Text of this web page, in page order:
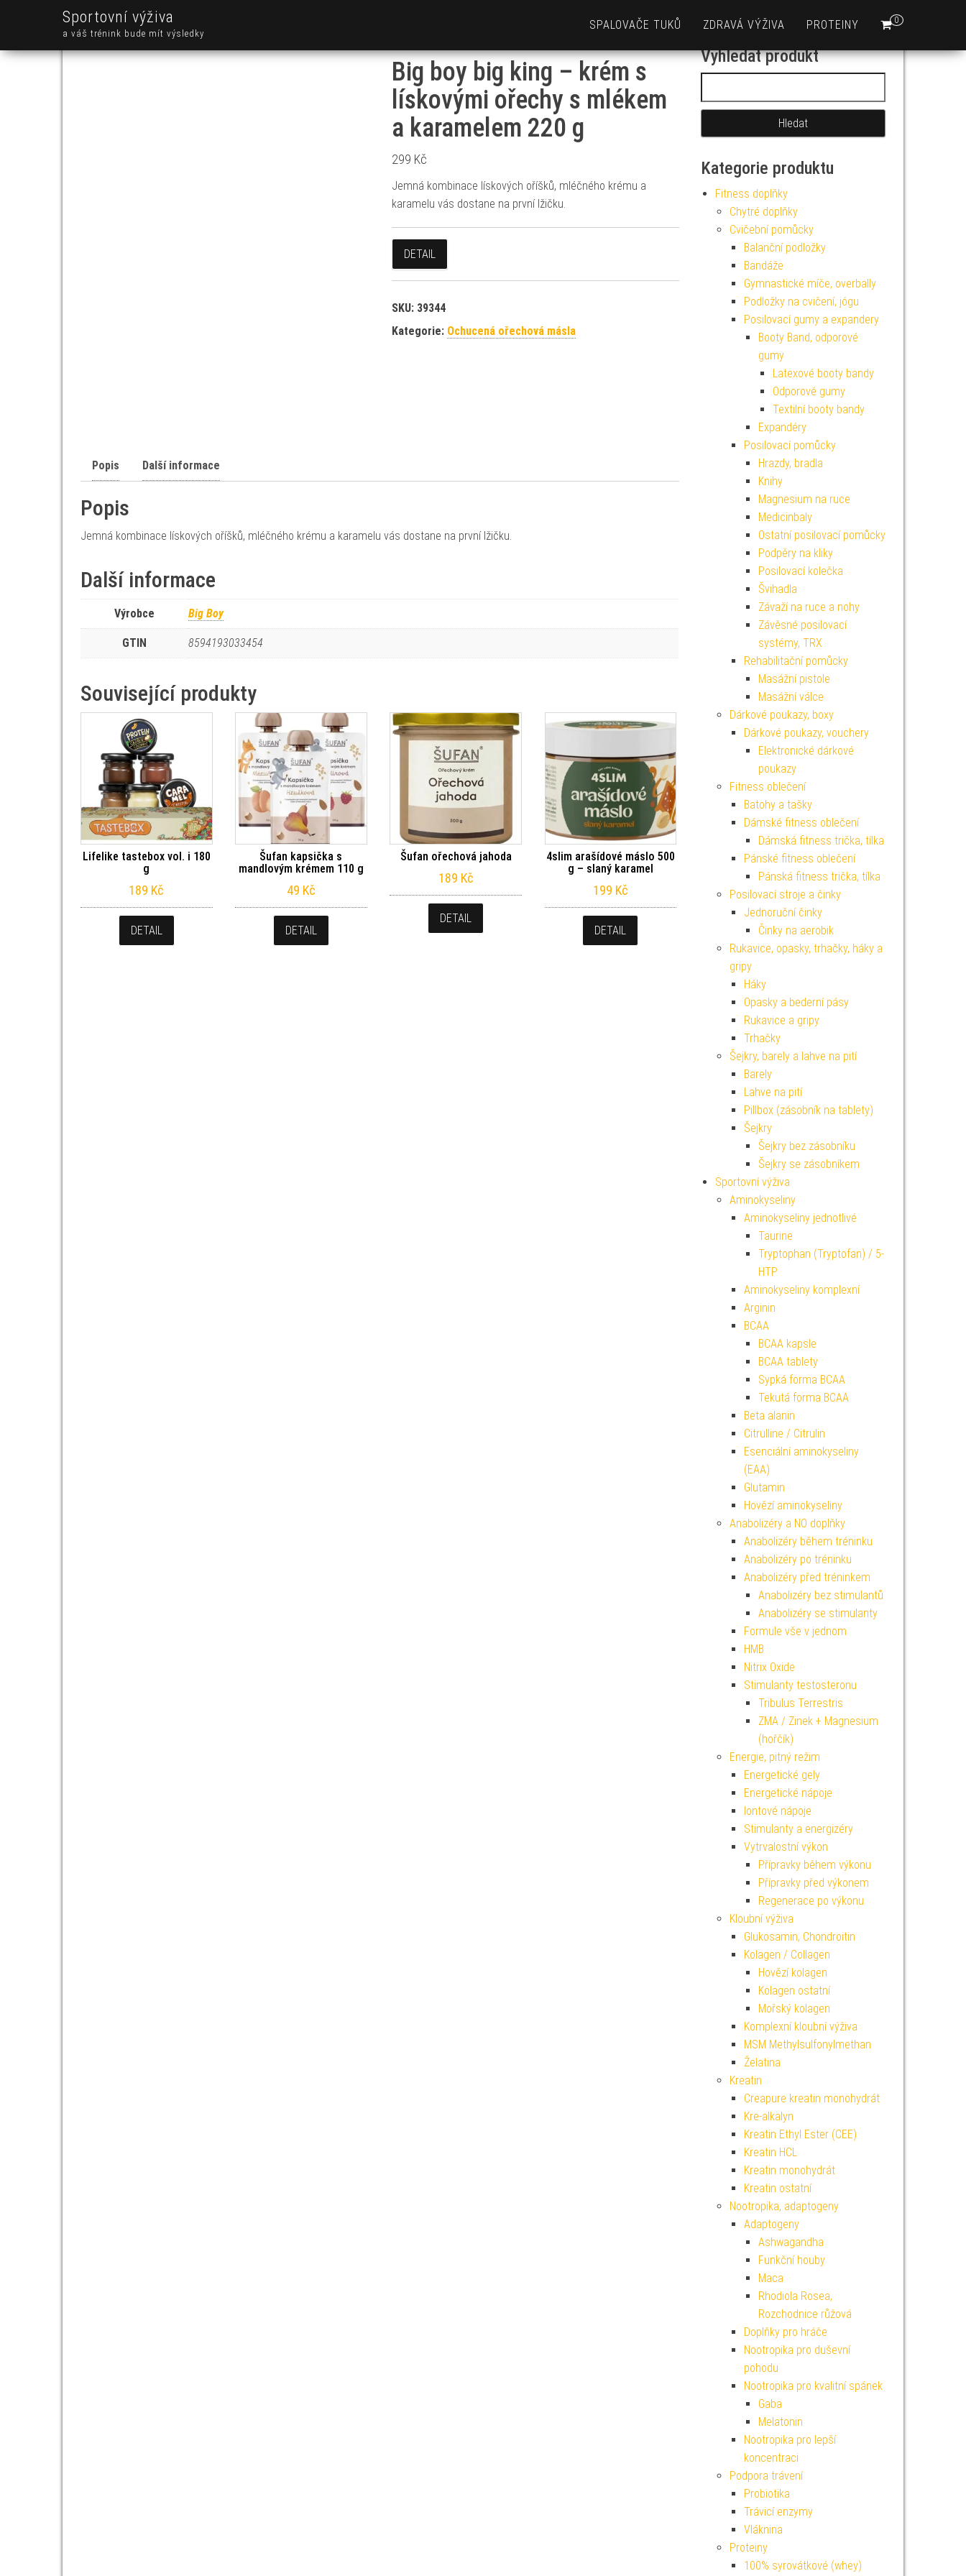
Sportovní výživa
a váš trénink bude mít výsledky
0
SPALOVAČE TUKŮ ZDRAVÁ VÝŽIVA PROTEINY
Big boy big king – krém s
lískovými ořechy s mlékem
a karamelem 220 g
299 Kč
Jemná kombinace lískových oříšků, mléčného krému a
karamelu vás dostane na první lžičku.
DETAIL
SKU: 39344
Kategorie: Ochucená ořechová másla
Popis Další informace
Popis
Jemná kombinace lískových oříšků, mléčného krému a karamelu vás dostane na první lžičku.
Další informace
Výrobce Big Boy
GTIN 8594193033454
Související produkty
Lifelike tastebox vol. i 180
g
189 Kč
DETAIL
Šufan kapsička s
mandlovým krémem 110 g
49 Kč
DETAIL
Šufan ořechová jahoda
189 Kč
DETAIL
4slim arašídové máslo 500
g – slaný karamel
199 Kč
DETAIL
Vyhledat produkt
Kategorie produktu
Fitness doplňky
Chytré doplňky
Cvičební pomůcky
Balanční podložky
Bandáže
Gymnastické míče, overbally
Podložky na cvičení, jógu
Posilovací gumy a expandery
Booty Band, odporové
gumy
Latexové booty bandy
Odporové gumy
Textilní booty bandy
Expandéry
Posilovací pomůcky
Hrazdy, bradla
Knihy
Magnesium na ruce
Medicinbaly
Ostatní posilovací pomůcky
Podpěry na kliky
Posilovací kolečka
Švihadla
Závaží na ruce a nohy
Závěsné posilovací
systémy, TRX
Rehabilitační pomůcky
Masážní pistole
Masážní válce
Dárkové poukazy, boxy
Dárkové poukazy, vouchery
Elektronické dárkové
poukazy
Fitness oblečení
Batohy a tašky
Dámské fitness oblečení
Dámská fitness trička, tílka
Pánské fitness oblečení
Pánská fitness trička, tílka
Posilovací stroje a činky
Jednoruční činky
Činky na aerobik
Rukavice, opasky, trhačky, háky a
gripy
Háky
Opasky a bederní pásy
Rukavice a gripy
Trhačky
Šejkry, barely a lahve na pití
Barely
Lahve na pití
Pillbox (zásobník na tablety)
Šejkry
Šejkry bez zásobníku
Šejkry se zásobníkem
Sportovní výživa
Aminokyseliny
Aminokyseliny jednotlivé
Taurine
Tryptophan (Tryptofan) / 5-
HTP
Aminokyseliny komplexní
Arginin
BCAA
BCAA kapsle
BCAA tablety
Sypká forma BCAA
Tekutá forma BCAA
Beta alanin
Citrulline / Citrulin
Esenciální aminokyseliny
(EAA)
Glutamin
Hovězí aminokyseliny
Anabolizéry a NO doplňky
Anabolizéry během tréninku
Anabolizéry po tréninku
Anabolizéry před tréninkem
Anabolizéry bez stimulantů
Anabolizéry se stimulanty
Formule vše v jednom
HMB
Nitrix Oxide
Stimulanty testosteronu
Tribulus Terrestris
ZMA / Zinek + Magnesium
(hořčík)
Energie, pitný režim
Energetické gely
Energetické nápoje
Iontové nápoje
Stimulanty a energizéry
Vytrvalostní výkon
Přípravky během výkonu
Přípravky před výkonem
Regenerace po výkonu
Kloubní výživa
Glukosamin, Chondroitin
Kolagen / Collagen
Hovězí kolagen
Kolagen ostatní
Mořský kolagen
Komplexní kloubní výživa
MSM Methylsulfonylmethan
Želatina
Kreatin
Creapure kreatin monohydrát
Kre-alkalyn
Kreatin Ethyl Ester (CEE)
Kreatin HCL
Kreatin monohydrát
Kreatin ostatní
Nootropika, adaptogeny
Adaptogeny
Ashwagandha
Funkční houby
Maca
Rhodiola Rosea,
Rozchodnice růžová
Doplňky pro hráče
Nootropika pro duševní
pohodu
Nootropika pro kvalitní spánek
Gaba
Melatonin
Nootropika pro lepší
koncentraci
Podpora trávení
Probiotika
Trávicí enzymy
Vláknina
Proteiny
100% syrovátkové (whey)